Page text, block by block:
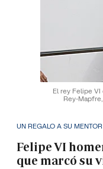
El rey Felipe
Rey-
UN REGALO A SU
Felipe VI
que marcó su